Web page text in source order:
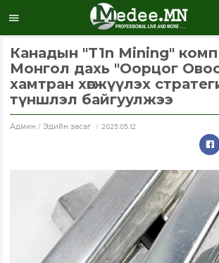
Канадын "T1n Mining"
Монгол дахь "Оорцог
хамтран хөгжүүлэх
түншлэл байгуулжээ
Aдмин / Эдийн засаг 2025.05.12